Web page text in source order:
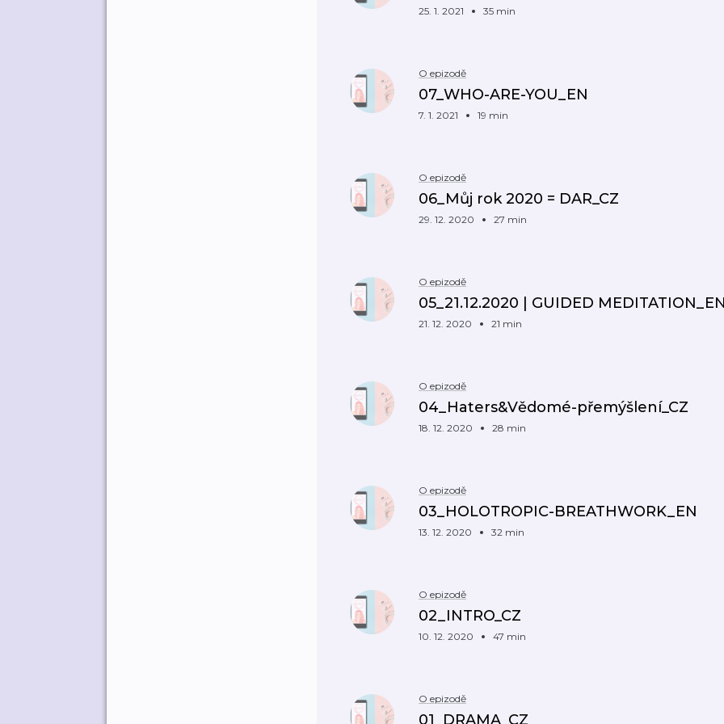
25. 1. 2021 35 min
O epizodě
07_WHO-ARE-YOU_EN
7. 1. 2021 19 min
O epizodě
06_Můj rok 2020 = DAR_CZ
29. 12. 2020 27 min
O epizodě
05_21.12.2020 | GUIDED
21. 12. 2020 21 min
O epizodě
04_Haters&Vědomé-přemýšlení_CZ
18. 12. 2020 28 min
O epizodě
03_HOLOTROPIC-BREATHWORK_EN
13. 12. 2020 32 min
O epizodě
02_INTRO_CZ
10. 12. 2020 47 min
O epizodě
01_DRAMA_CZ